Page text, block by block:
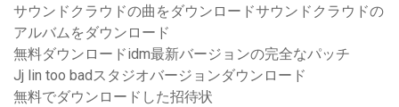
サウンドクラウドの曲をダウンロードサウンドクラウドの
アルバムをダウンロード
無料ダウンロードidm最新バージョンの完全なパッチ
Jj lin too badスタジオバージョンダウンロード
無料でダウンロードした招待状